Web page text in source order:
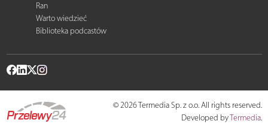
Ran
Warto wiedzieć
Biblioteka podcastów
© 2026 Termedia Sp. z o.o. All rights reserved.
Developed byTermedia.